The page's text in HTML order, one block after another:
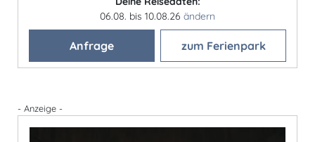
06.08. bis 10.08.26 ändern
Anfrage zum Ferienpark
- Anzeige -